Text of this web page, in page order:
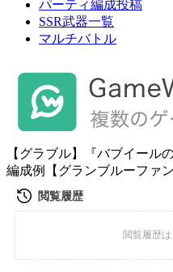
パーティ編成投稿
SSR武器一覧
マルチバトル
【グラブル】『バブイール
編成例【グランブルーファン